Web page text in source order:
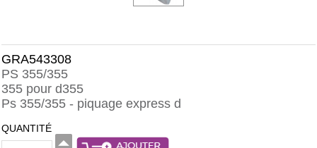
GRA543308
PS 355/355
355 pour d355
Ps 355/355 - piquage express d
QUANTITÉ